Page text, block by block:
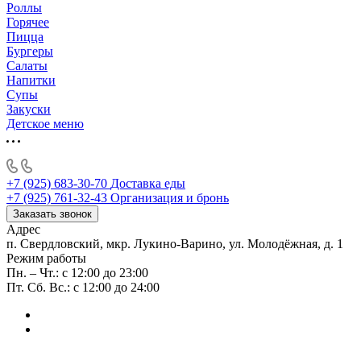
Роллы
Горячее
Пицца
Бургеры
Салаты
Напитки
Супы
Закуски
Детское меню
+7 (925) 683-30-70 Доставка еды
+7 (925) 761-32-43 Организация и бронь
Заказать звонок
Адрес
п. Свердловский, мкр. Лукино-Варино, ул. Молодёжная, д. 1
Режим работы
Пн. – Чт.: с 12:00 до 23:00
Пт. Сб. Вс.: с 12:00 до 24:00